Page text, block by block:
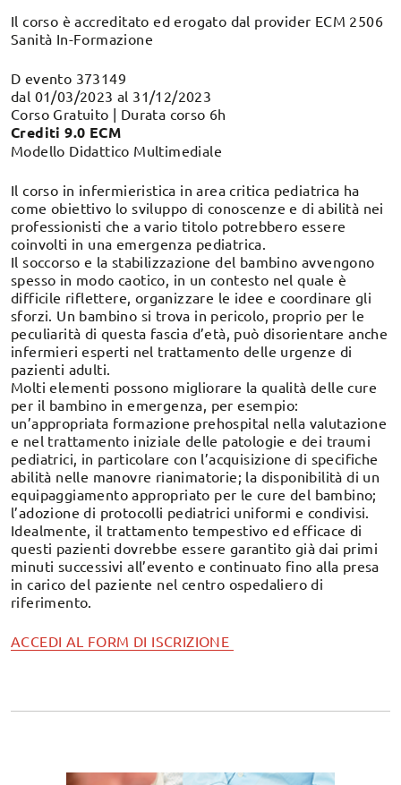
Il corso è accreditato ed erogato dal provider ECM 2506
Sanità In-Formazione
D evento 373149
dal 01/03/2023 al 31/12/2023
Corso Gratuito | Durata corso 6h
Crediti 9.0 ECM
Modello Didattico Multimediale
Il corso in infermieristica in area critica pediatrica ha
come obiettivo lo sviluppo di conoscenze e di abilità nei
professionisti che a vario titolo potrebbero essere
coinvolti in una emergenza pediatrica.
Il soccorso e la stabilizzazione del bambino avvengono
spesso in modo caotico, in un contesto nel quale è
difficile riflettere, organizzare le idee e coordinare gli
sforzi. Un bambino si trova in pericolo, proprio per le
peculiarità di questa fascia d’età, può disorientare anche
infermieri esperti nel trattamento delle urgenze di
pazienti adulti.
Molti elementi possono migliorare la qualità delle cure
per il bambino in emergenza, per esempio:
un’appropriata formazione prehospital nella valutazione
e nel trattamento iniziale delle patologie e dei traumi
pediatrici, in particolare con l’acquisizione di specifiche
abilità nelle manovre rianimatorie; la disponibilità di un
equipaggiamento appropriato per le cure del bambino;
l’adozione di protocolli pediatrici uniformi e condivisi.
Idealmente, il trattamento tempestivo ed efficace di
questi pazienti dovrebbe essere garantito già dai primi
minuti successivi all’evento e continuato fino alla presa
in carico del paziente nel centro ospedaliero di
riferimento.
ACCEDI AL FORM DI ISCRIZIONE